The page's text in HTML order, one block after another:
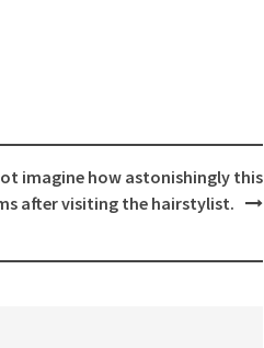
imagine how astonishingly this
after visiting the hairstylist.